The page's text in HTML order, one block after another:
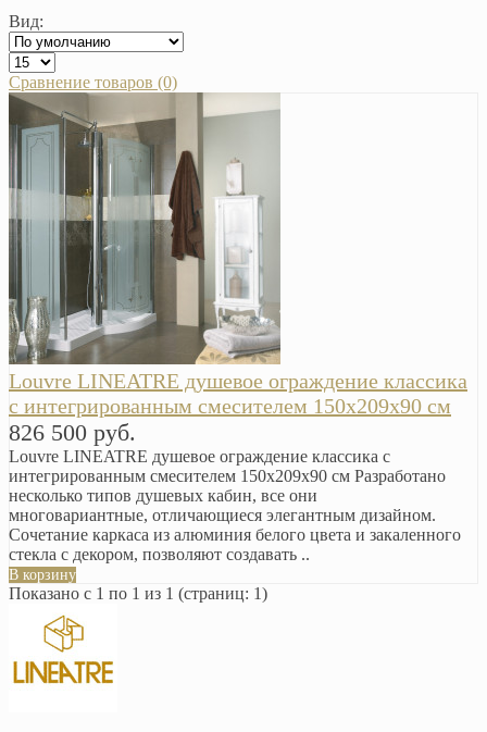
Вид:
Сравнение товаров (0)
Louvre LINEATRE душевое ограждение классика
с интегрированным смесителем 150х209х90 см
826 500 руб.
Louvre LINEATRE душевое ограждение классика с
интегрированным смесителем 150х209х90 см Разработано
несколько типов душевых кабин, все они
многовариантные, отличающиеся элегантным дизайном.
Сочетание каркаса из алюминия белого цвета и закаленного
стекла с декором, позволяют создавать ..
В корзину
Показано с 1 по 1 из 1 (страниц: 1)